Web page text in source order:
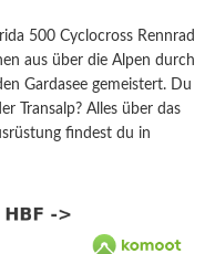
500 Cyclocross Rennrad
aus über die Alpen durch
Gardasee gemeistert. Du
Transalp? Alles über das
findest du in